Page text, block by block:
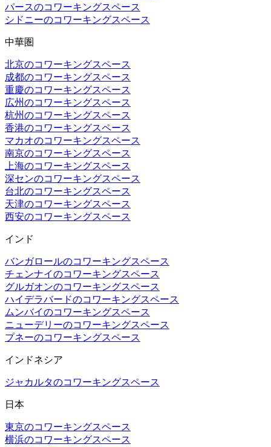
パースのコワーキングスペース
シドニーのコワーキングスペース
中華圏
北京のコワーキングスペース
成都のコワーキングスペース
重慶のコワーキングスペース
広州のコワーキングスペース
杭州のコワーキングスペース
香港のコワーキングスペース
マカオのコワーキングスペース
南京のコワーキングスペース
上海のコワーキングスペース
深センのコワーキングスペース
台北のコワーキングスペース
天津のコワーキングスペース
西安のコワーキングスペース
インド
バンガロールのコワーキングスペース
チェンナイのコワーキングスペース
グルガオンのコワーキングスペース
ハイデラバードのコワーキングスペース
ムンバイのコワーキングスペース
ニューデリーのコワーキングスペース
プネーのコワーキングスペース
インドネシア
ジャカルタのコワーキングスペース
日本
東京のコワーキングスペース
横浜のコワーキングスペース